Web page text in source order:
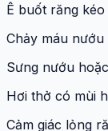
Ê buốt răng
Chảy máu
Sưng nướu
Hơi thở có mùi
Cảm giác lỏng